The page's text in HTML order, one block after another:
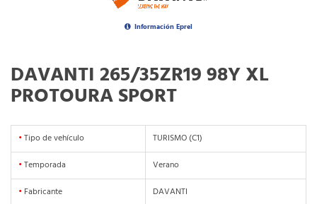
Información Eprel
DAVANTI 265/35ZR19 98Y XL
PROTOURA SPORT
•Tipo de vehículo
TURISMO (C1)
•Temporada
Verano
• Fabricante DAVANTI